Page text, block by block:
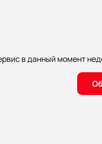
в данный момент